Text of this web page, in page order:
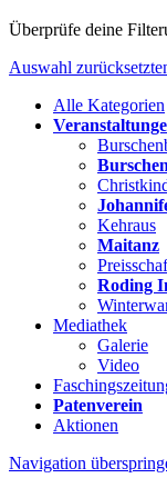
Überprüfe deine
Auswahl
Alle Kategorien
Kehraus
Maitanz
Roding
Mediathek
Galerie
Video
Patenverein
Aktionen
Navigation